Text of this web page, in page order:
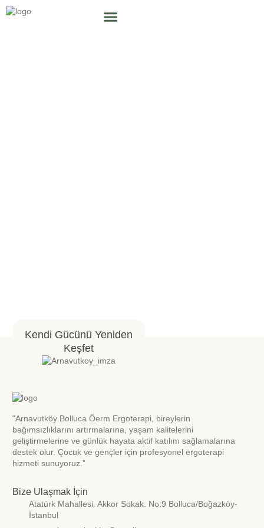
Kendi Gücünü Yeniden
Keşfet
"Arnavutköy Bolluca Öerm Ergoterapi, bireylerin
bağımsızlıklarını artırmalarına, yaşam kalitelerini
geliştirmelerine ve günlük hayata aktif katılım sağlamalarına
destek olur. Çocuk ve gençler için profesyonel ergoterapi
hizmeti sunuyoruz.”
Bize Ulaşmak İçin
Atatürk Mahallesi. Akkor Sokak. No:9 Bolluca/Boğazköy-
İstanbul